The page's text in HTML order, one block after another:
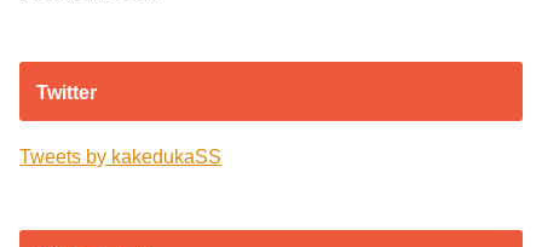
Twitter
Tweets by kakedukaSS